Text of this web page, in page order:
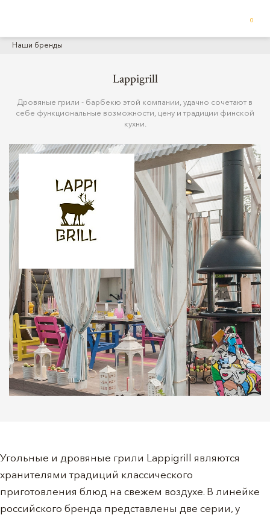
0
Наши бренды
Lappigrill
Дровяные грили - барбекю этой компании, удачно сочетают в
себе функциональные возможности, цену и традиции финской
кухни.
Угольные и дровяные грили Lappigrill являются
хранителями традиций классического
приготовления блюд на свежем воздухе. В линейке
российского бренда представлены две серии, у